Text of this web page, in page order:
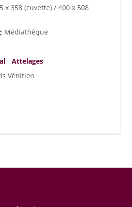
x 358 (cuvette) / 400 x 508
Médiathèque
- Attelages
Vénitien